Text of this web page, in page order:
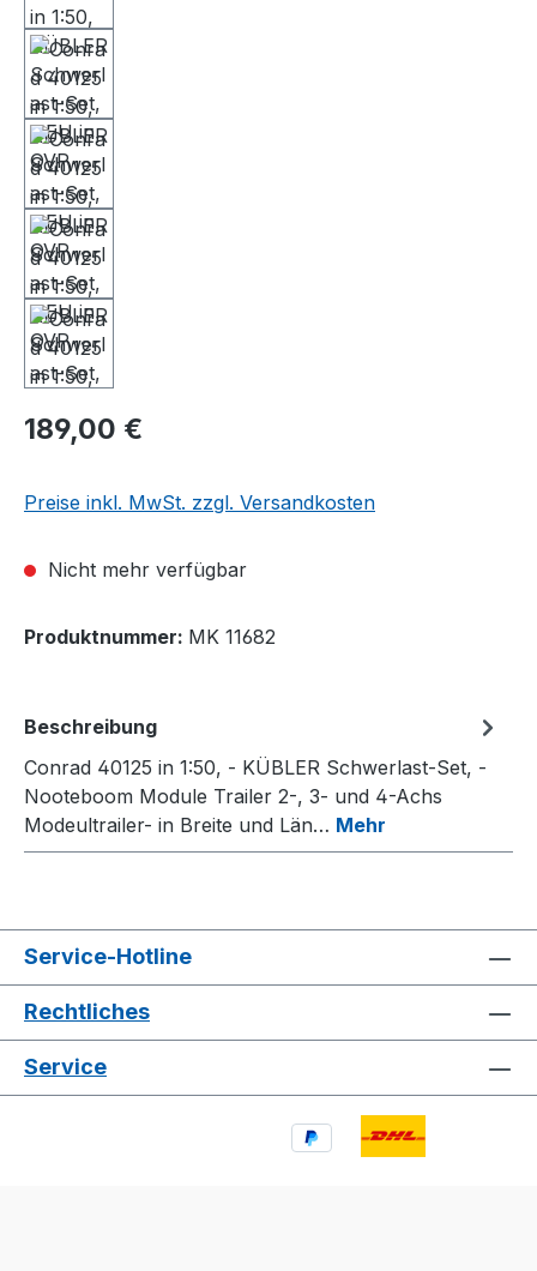
189,00 €
Preise inkl. MwSt. zzgl. Versandkosten
Nicht mehr verfügbar
Produktnummer: MK 11682
Beschreibung
Conrad 40125 in 1:50, - KÜBLER Schwerlast-Set, -
Nooteboom Module Trailer 2-, 3- und 4-Achs
Modeultrailer- in Breite und Län… Mehr
Service-Hotline
Rechtliches
Service